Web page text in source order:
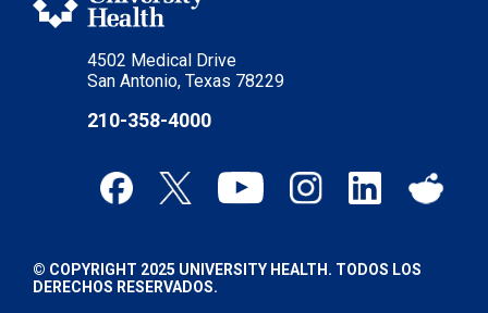
4502 Medical Drive
San Antonio, Texas 78229
210-358-4000
© COPYRIGHT 2025 UNIVERSITY HEALTH. TODOS LOS
DERECHOS RESERVADOS.